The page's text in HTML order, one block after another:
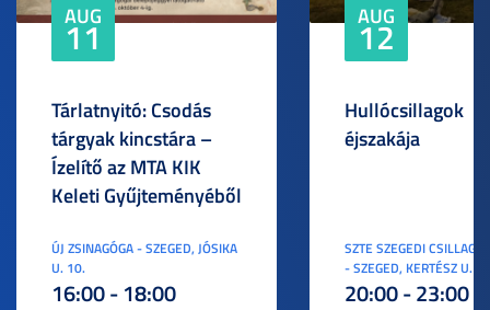
AUG
11
Tárlatnyitó: Csodás
tárgyak kincstára –
Ízelítő az MTA KIK
Keleti Gyűjteményéből
ÚJ ZSINAGÓGA - SZEGED, JÓSIKA
U. 10.
16:00 - 18:00
AUG
12
Hullócsillagok
éjszakája
SZTE SZEGEDI
- SZEGED, KERTÉSZ U. 3.
20:00 - 23:00